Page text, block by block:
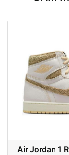
Air Jordan 1